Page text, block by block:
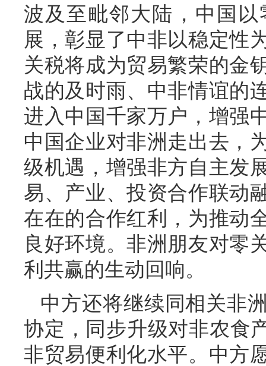
波及至毗邻大陆，中国
展，彰显了中非以稳定性
关税将成为贸易繁荣的金
战的及时雨、中非情谊的
进入中国千家万户，增强
中国企业对非洲走出去，
级机遇，增强非方自主发
易、产业、投资合作联动
在在的合作红利，为推动
良好环境。非洲朋友对零
利共赢的生动回响。
中方还将继续同相关非
协定，同步升级对非农食
非贸易便利化水平。中方